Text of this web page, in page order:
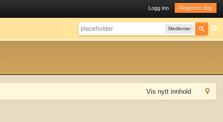
Logg inn Registrer deg
Medlemer
Vis nytt innhold